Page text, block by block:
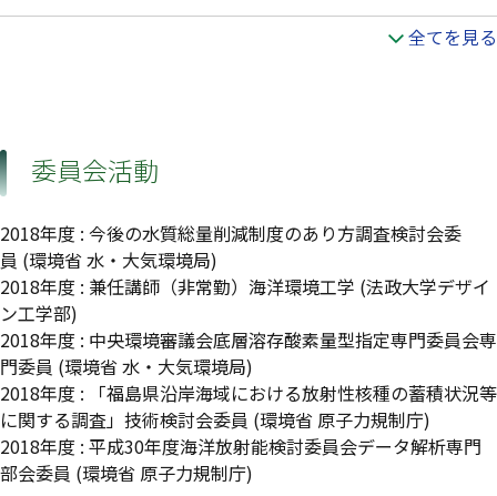
全てを見る
委員会活動
2018年度 : 今後の水質総量削減制度のあり方調査検討会委
員 (環境省 水・大気環境局)
2018年度 : 兼任講師（非常勤）海洋環境工学 (法政大学デザイ
ン工学部)
2018年度 : 中央環境審議会底層溶存酸素量型指定専門委員会専
門委員 (環境省 水・大気環境局)
2018年度 :
「福島県沿岸海域における放射性核種の蓄積状況等
に関する調査」技術検討会委員 (環境省 原子力規制庁)
2018年度 : 平成30年度海洋放射能検討委員会データ解析専門
部会委員 (環境省 原子力規制庁)